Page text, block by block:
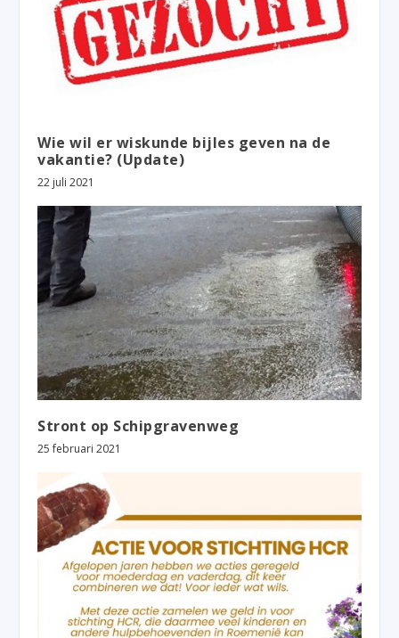
Wie wil er wiskunde bijles geven na de
vakantie? (Update)
22 juli 2021
Stront op Schipgravenweg
25 februari 2021